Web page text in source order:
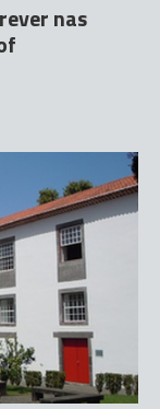
nas